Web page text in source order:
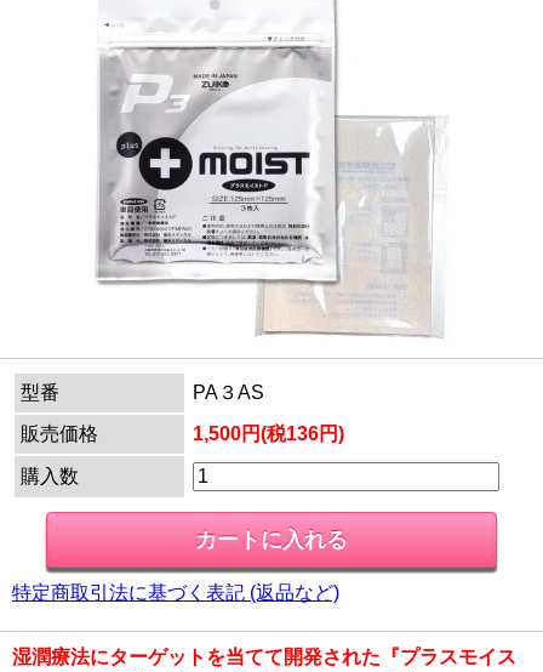
型番
PA３AS
販売価格
1,500円(税136円)
購入数
特定商取引法に基づく表記 (返品など)
湿潤療法にターゲットを当てて開発された『プラスモイス